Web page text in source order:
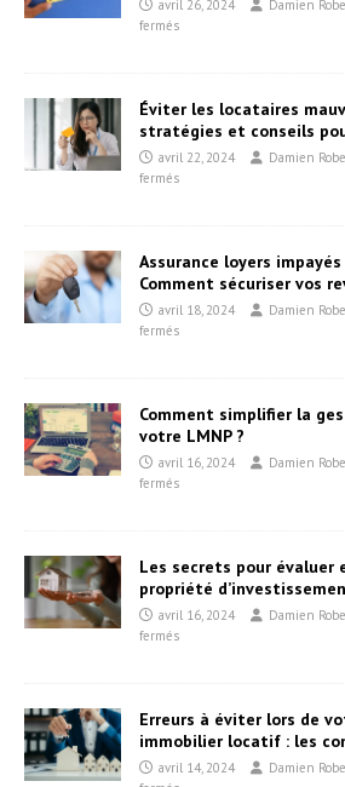
avril 26, 2024 Damien
fermés
Éviter les locataires
stratégies et conseils
avril 22, 2024 Damien
fermés
Assurance loyers
Comment sécuriser vos
avril 18, 2024 Damien
fermés
Comment simplifier la
votre LMNP ?
avril 16, 2024 Damien
fermés
Les secrets pour évaluer
propriété
avril 16, 2024 Damien
fermés
Erreurs à éviter lors de
immobilier locatif : les
avril 14, 2024 Damien